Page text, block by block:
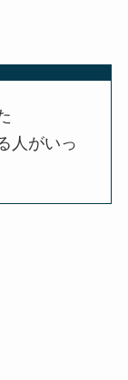
人がいっ